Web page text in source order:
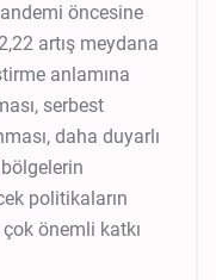
öncesine
artış meydana
anlamına
serbest
daha duyarlı
bölgelerin
politikaların
önemli katkı